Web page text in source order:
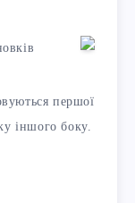
першої
іншого боку.